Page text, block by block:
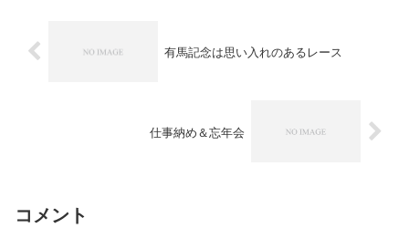
有馬記念は思い入れのあるレース
仕事納め＆忘年会
コメント